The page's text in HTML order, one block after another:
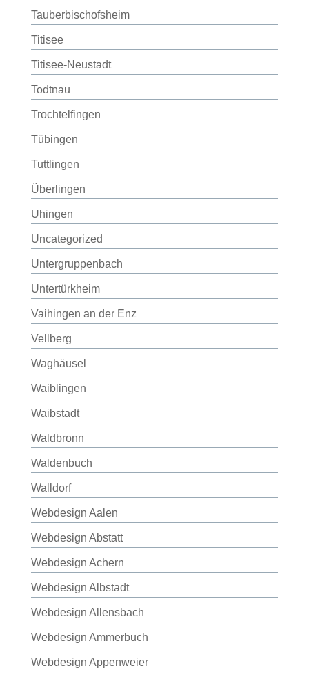
Tauberbischofsheim
Titisee
Titisee-Neustadt
Todtnau
Trochtelfingen
Tübingen
Tuttlingen
Überlingen
Uhingen
Uncategorized
Untergruppenbach
Untertürkheim
Vaihingen an der Enz
Vellberg
Waghäusel
Waiblingen
Waibstadt
Waldbronn
Waldenbuch
Walldorf
Webdesign Aalen
Webdesign Abstatt
Webdesign Achern
Webdesign Albstadt
Webdesign Allensbach
Webdesign Ammerbuch
Webdesign Appenweier